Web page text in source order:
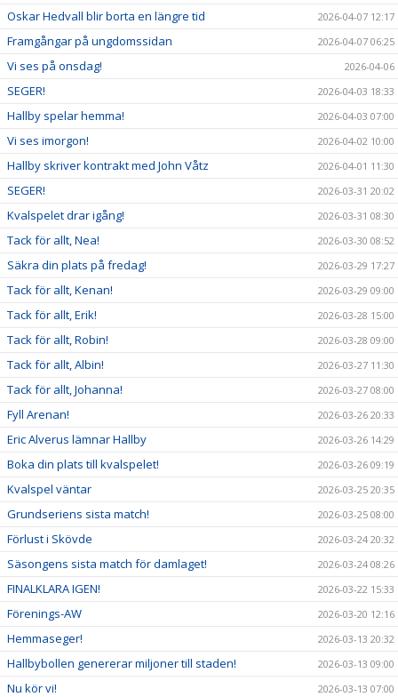
Oskar Hedvall blir borta en längre tid 2026-04-07 12:17
Framgångar på ungdomssidan 2026-04-07 06:25
Vi ses på onsdag! 2026-04-06
SEGER! 2026-04-03 18:33
Hallby spelar hemma! 2026-04-03 07:00
Vi ses imorgon! 2026-04-02 10:00
Hallby skriver kontrakt med John Våtz 2026-04-01 11:30
SEGER! 2026-03-31 20:02
Kvalspelet drar igång! 2026-03-31 08:30
Tack för allt, Nea! 2026-03-30 08:52
Säkra din plats på fredag! 2026-03-29 17:27
Tack för allt, Kenan! 2026-03-29 09:00
Tack för allt, Erik! 2026-03-28 15:00
Tack för allt, Robin! 2026-03-28 09:00
Tack för allt, Albin! 2026-03-27 11:30
Tack för allt, Johanna! 2026-03-27 08:00
Fyll Arenan! 2026-03-26 20:33
Eric Alverus lämnar Hallby 2026-03-26 14:29
Boka din plats till kvalspelet! 2026-03-26 09:19
Kvalspel väntar 2026-03-25 20:35
Grundseriens sista match! 2026-03-25 08:00
Förlust i Skövde 2026-03-24 20:32
Säsongens sista match för damlaget! 2026-03-24 08:26
FINALKLARA IGEN! 2026-03-22 15:33
Förenings-AW 2026-03-20 12:16
Hemmaseger! 2026-03-13 20:32
Hallbybollen genererar miljoner till staden! 2026-03-13 09:00
Nu kör vi! 2026-03-13 07:00